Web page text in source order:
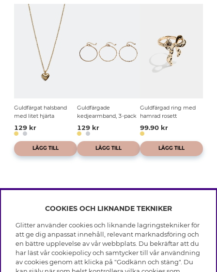
Guldfärgat halsband
med litet hjärta
129 kr
LÄGG TILL
Guldfärgade
kedjearmband, 3-pack
129 kr
LÄGG TILL
Guldfärgad ring med
hamrad rosett
99.90 kr
LÄGG TILL
INFO
Leverans
Villkor
Integritetspolicy
Cookies
OM GLITTER
Black Friday
Våra butiker
HJÄLP
COOKIES OCH LIKNANDE TEKNIKER
Glitter använder cookies och liknande lagringstekniker för
att ge dig anpassat innehåll, relevant marknadsföring och
en bättre upplevelse av vår webbplats. Du bekräftar att du
har läst vår cookiepolicy och samtycker till vår användning
av cookies genom att klicka på "Godkänn och stäng". Du